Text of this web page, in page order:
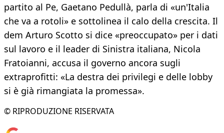
partito al Pe, Gaetano Pedullà, parla di «un'Italia
che va a rotoli» e sottolinea il calo della crescita. Il
dem Arturo Scotto si dice «preoccupato» per i dati
sul lavoro e il leader di Sinistra italiana, Nicola
Fratoianni, accusa il governo ancora sugli
extraprofitti: «La destra dei privilegi e delle lobby
si è già rimangiata la promessa».
© RIPRODUZIONE RISERVATA